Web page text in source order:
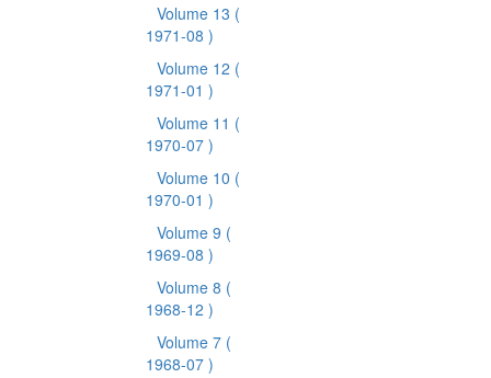
Volume 13 (
1971-08 )
Volume 12 (
1971-01 )
Volume 11 (
1970-07 )
Volume 10 (
1970-01 )
Volume 9 (
1969-08 )
Volume 8 (
1968-12 )
Volume 7 (
1968-07 )